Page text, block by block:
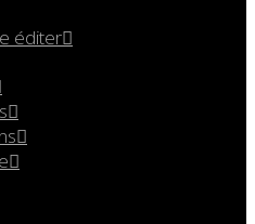
éditer